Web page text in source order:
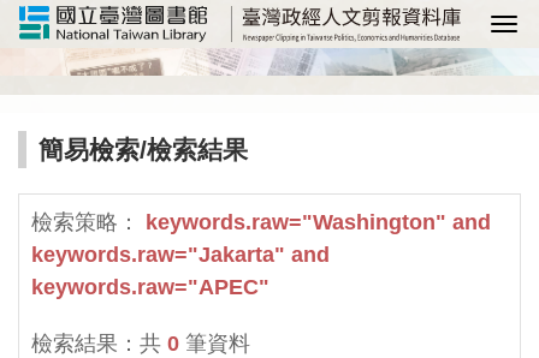
選
簡易檢索/檢索結果
檢索策略：
keywords.raw="Washington" and
keywords.raw="Jakarta" and
keywords.raw="APEC"
檢索結果：共 0 筆資料